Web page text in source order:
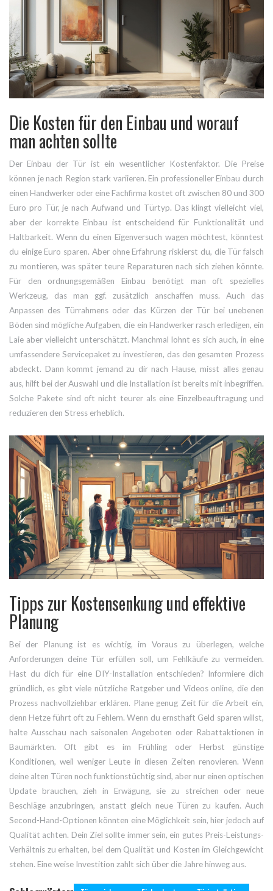
Die Kosten für den Einbau und worauf
man achten sollte
Der Einbau der Tür ist ein wesentlicher Kostenfaktor. Die Preise
können je nach Region stark variieren. Ein professioneller Einbau durch
einen Handwerker oder eine Fachfirma kostet oft zwischen 80 und 300
Euro pro Tür, je nach Aufwand und Türtyp. Das klingt vielleicht viel,
aber der korrekte Einbau ist entscheidend für Funktionalität und
Haltbarkeit. Wenn du einen Eigenversuch wagen möchtest, könntest
du einige Euro sparen. Aber ohne Erfahrung riskierst du, die Tür falsch
zu montieren, was später teure Reparaturen nach sich ziehen könnte.
Für den ordnungsgemäßen Einbau benötigt man oft spezielles
Werkzeug, das man ggf. zusätzlich anschaffen muss. Auch das
Anpassen des Türrahmens oder das Kürzen der Tür bei unebenen
Böden sind mögliche Aufgaben, die ein Handwerker rasch erledigen, ein
Laie aber vielleicht unterschätzt. Manchmal lohnt es sich auch, in eine
umfassendere Servicepaket zu investieren, das den gesamten Prozess
abdeckt. Dann kommt jemand zu dir nach Hause, misst alles genau
aus, hilft bei der Auswahl und die Installation ist bereits mit inbegriffen.
Solche Pakete sind oft nicht teurer als eine Einzelbeauftragung und
reduzieren den Stress erheblich.
Tipps zur Kostensenkung und effektive
Planung
Bei der Planung ist es wichtig, im Voraus zu überlegen, welche
Anforderungen deine Tür erfüllen soll, um Fehlkäufe zu vermeiden.
Hast du dich für eine DIY-Installation entschieden? Informiere dich
gründlich, es gibt viele nützliche Ratgeber und Videos online, die den
Prozess nachvollziehbar erklären. Plane genug Zeit für die Arbeit ein,
denn Hetze führt oft zu Fehlern. Wenn du ernsthaft Geld sparen willst,
halte Ausschau nach saisonalen Angeboten oder Rabattaktionen in
Baumärkten. Oft gibt es im Frühling oder Herbst günstige
Konditionen, weil weniger Leute in diesen Zeiten renovieren. Wenn
deine alten Türen noch funktionstüchtig sind, aber nur einen optischen
Update brauchen, zieh in Erwägung, sie zu streichen oder neue
Beschläge anzubringen, anstatt gleich neue Türen zu kaufen. Auch
Second-Hand-Optionen könnten eine Möglichkeit sein, hier jedoch auf
Qualität achten. Dein Ziel sollte immer sein, ein gutes Preis-Leistungs-
Verhältnis zu erhalten, bei dem Qualität und Kosten im Gleichgewicht
stehen. Eine weise Investition zahlt sich über die Jahre hinweg aus.